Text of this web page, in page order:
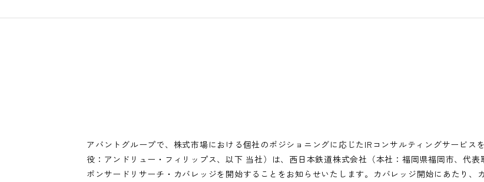
アバントグループで、株式市場における個社のポジショニングに応じたIRコンサルティングサービス
役：アンドリュー・フィリップス、以下 当社）は、西日本鉄道株式会社（本社：福岡県福岡市、代
ポンサードリサーチ・カバレッジを開始することをお知らせいたします。カバレッジ開始にあたり